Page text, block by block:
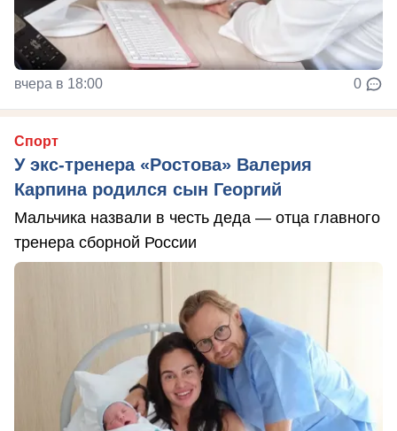
вчера в 18:00 0
Спорт
У экс-тренера «Ростова» Валерия
Карпина родился сын Георгий
Мальчика назвали в честь деда — отца главного
тренера сборной России